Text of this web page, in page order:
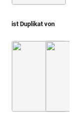
ist Duplikat von